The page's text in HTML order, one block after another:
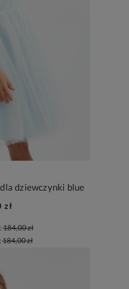
dziewczynki blue
zł
184,00 zł
184,00 zł